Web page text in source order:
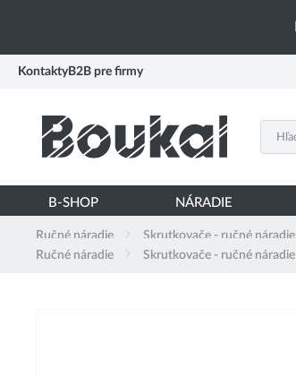
Kontakty B2B pre firmy
B-SHOP NÁRADIE
Ručné náradie Skrutkovače - ručné náradie
Ručné náradie
Skrutkovače - ručné náradie